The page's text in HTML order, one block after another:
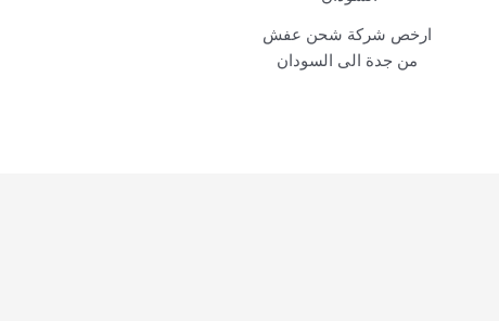
ارخص شركة شحن عفش
من جدة الى السودان